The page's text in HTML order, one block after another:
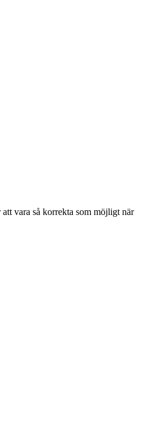
vara så korrekta som möjligt när